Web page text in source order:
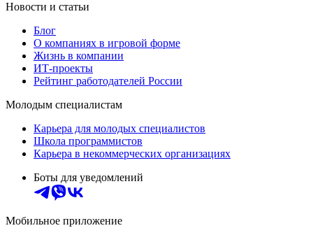
Новости и статьи
Блог
О компаниях в игровой форме
Жизнь в компании
ИТ-проекты
Рейтинг работодателей России
Молодым специалистам
Карьера для молодых специалистов
Школа программистов
Карьера в некоммерческих организациях
Боты для уведомлений
Мобильное приложение